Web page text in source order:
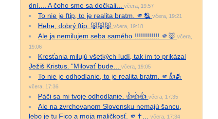
dní.... A čoho sme sa dočkali...
včera, 19:57
To nie je ftip, to je realita bratm. 🫵🫂 včera, 19:21
Hehe, dobrý ftip. 🐷🐷🐷 včera, 19:18
Ale ja nemilujem seba samého !!!!!!!!!!!!! 🫵🐷 včera,
19:06
Kresťania milujú všetkých ľudí, tak im to prikázal
Ježiš Kristus. "Milovať bude...
včera, 19:05
To nie je odhodlanie, to je realita bratm. 🫵👍🫂
včera, 17:36
Páči sa mi tvoje odhodlanie. 👍👍👍 včera, 17:35
Ale na zvrchovanom Slovensku nemajú šancu,
lebo je tu Fico a moja maličkosť. 🫵✝...
včera, 17:34